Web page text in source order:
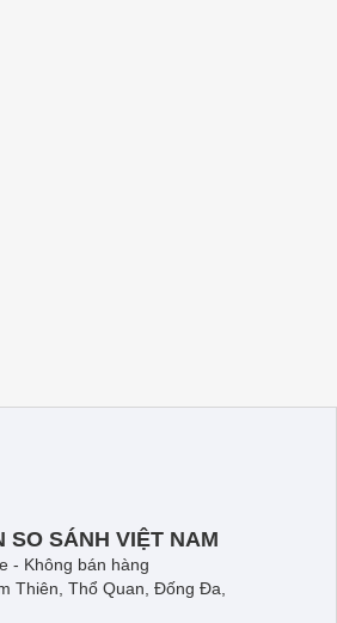
SO SÁNH VIỆT NAM
- Không bán hàng
Thiên, Thổ Quan, Đống Đa,